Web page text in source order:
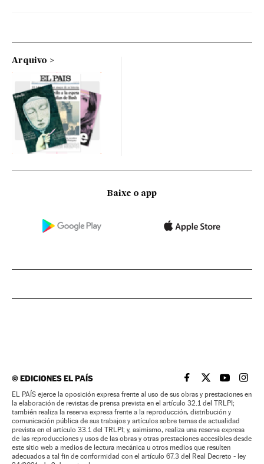
Arquivo
Baixe o app
©EDICIONES EL PAÍS EL PAÍS BRASIL EN
EL PAÍSEL PAÍS
EL
EL PAÍS ejerce la oposición expresa frente al uso de sus obras y prestaciones en
la elaboración de revistas de prensa prevista en el artículo 32.1 del TRLPI;
también realiza la reserva expresa frente a la reproducción, distribución y
comunicación pública de sus trabajos y artículos sobre temas de actualidad
prevista en el artículo 33.1 del TRLPI; y, asimismo, realiza una reserva expresa
de las reproducciones y usos de las obras y otras prestaciones accesibles desde
este sitio web a medios de lectura mecánica u otros medios que resulten
adecuados a tal fin de conformidad con el artículo 67.3 del Real Decreto - ley